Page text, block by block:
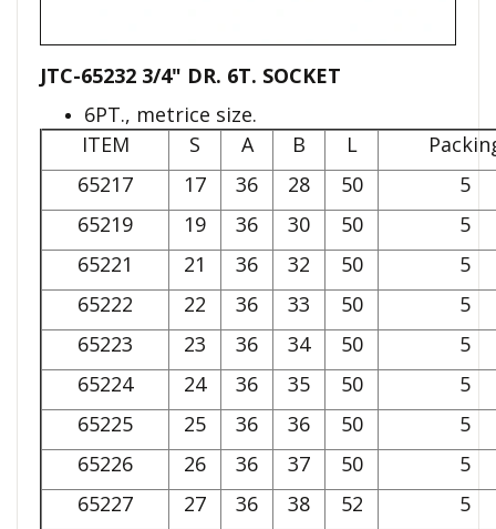
JTC-65232 3/4" DR. 6T. SOCKET
6PT., metrice size.
ITEM
S A B L
65217
17 36 28 50
5
65219
19 36 30 50
5
65221
21 36 32 50
5
65222
22 36 33 50
5
65223
23 36 34 50
5
65224
24 36 35 50
5
65225
25 36 36 50
5
65226
26 36 37 50
5
65227
27 36 38 52
5